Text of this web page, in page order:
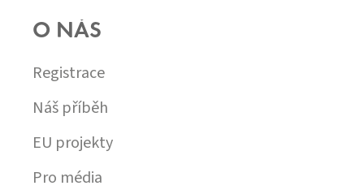
O NÁS
Registrace
Náš příběh
EU projekty
Pro média